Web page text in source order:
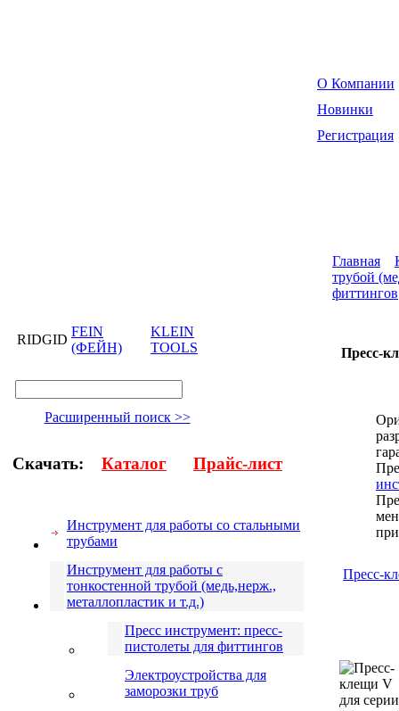
RIDGID
FEIN
(ФЕЙН)
KLEIN
TOOLS
Расширенный поиск >>
Скачать: Каталог Прайс-лист
Инструмент для работы со стальными
трубами
Инструмент для работы с
тонкостенной трубой (медь,нерж.,
металлопластик и т.д.)
Пресс инструмент: пресс-
пистолеты для фиттингов
Электроустройства для
заморозки труб
О Компании
Новинки
Регистрация
Главная
трубой
фиттингов
Пресс-
Пресс-